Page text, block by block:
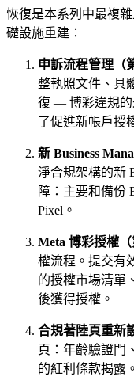
恢復是本系列中最複
礎設施重建：
申訴流程管理（
整執照文件、具
復 — 博彩違規的
了促進新帳戶授
新 Business
淨合規架構的新
障：主要和備份
Pixel。
Meta 博彩授權（
權流程。提交有
的授權市場清單
後獲得授權。
合規著陸頁重新
頁：年齡驗證門
的紅利條款揭露。